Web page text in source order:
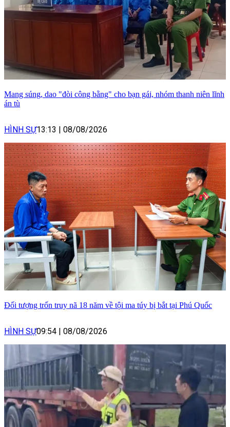
Mang súng, dao "đòi công bằng" cho bạn gái, nhóm thanh niên lĩnh
án tù
HÌNH SỰ13:13 08/08/2026
Đối tượng trốn truy nã 18 năm về tội ma túy bị bắt tại Phú Quốc
HÌNH SỰ09:54 08/08/2026